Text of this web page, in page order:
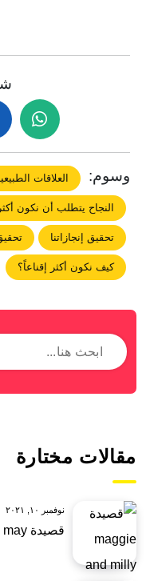
وسوم: العلاقات
النجاح يتطلب أن نكون
تحقيق إنجازاتنا
كيف نكون أكثر إقناعاً؟
مقالات مختارة
نوفمبر ١٠, ٢٠٢١
قصيدة maggie and milly and molly and may